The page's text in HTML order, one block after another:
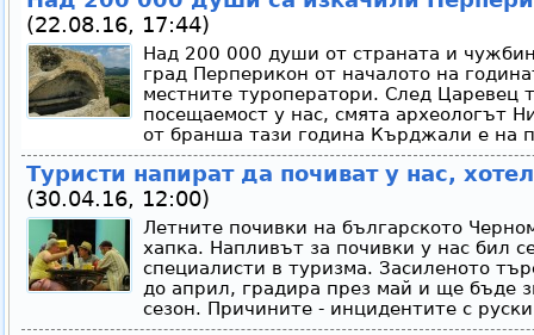
(22.08.16, 17:44)
Над 200 000 души от страната и
град Перперикон от началото на
местните туроператори. След Царевец
посещаемост у нас, смята археологът
от бранша тази година Кърджали е на
Туристи напират да почиват у нас,
(30.04.16, 12:00)
Летните почивки на българското
хапка. Напливът за почивки у нас бил
специалисти в туризма. Засиленото
до април, градира през май и ще бъде
сезон. Причините - инцидентите с